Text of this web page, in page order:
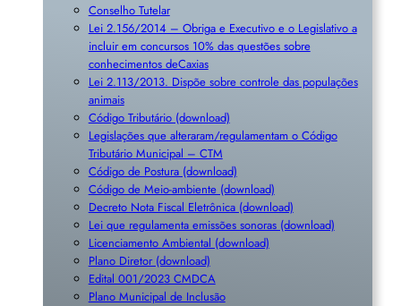
Conselho Tutelar
Lei 2.156/2014 – Obriga e Executivo e o Legislativo a
incluir em concursos 10% das questões sobre
conhecimentos deCaxias
Lei 2.113/2013. Dispõe sobre controle das populações
animais
Código Tributário (download)
Legislações que alteraram/regulamentam o Código
Tributário Municipal – CTM
Código de Postura (download)
Código de Meio-ambiente (download)
Decreto Nota Fiscal Eletrônica (download)
Lei que regulamenta emissões sonoras (download)
Licenciamento Ambiental (download)
Plano Diretor (download)
Edital 001/2023 CMDCA
Plano Municipal de Inclusão